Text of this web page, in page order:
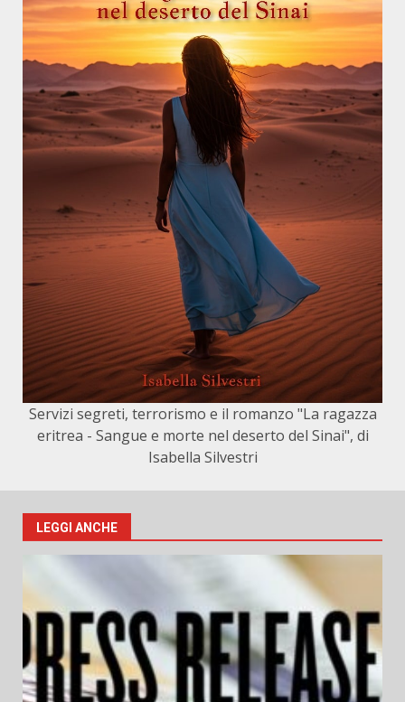
Servizi segreti, terrorismo e il romanzo "La ragazza
eritrea - Sangue e morte nel deserto del Sinai", di
Isabella Silvestri
LEGGI ANCHE